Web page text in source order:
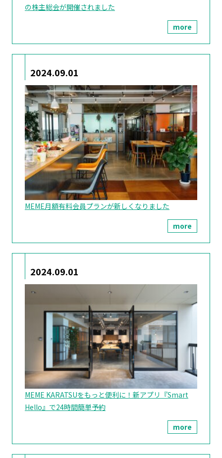
の株主総会が開催されました
more
2024.09.01
MEME月額有料会員プランが新しくなりました
more
2024.09.01
MEME KARATSUをもっと便利に！新アプリ『Smart
Hello』で24時間簡単予約
more